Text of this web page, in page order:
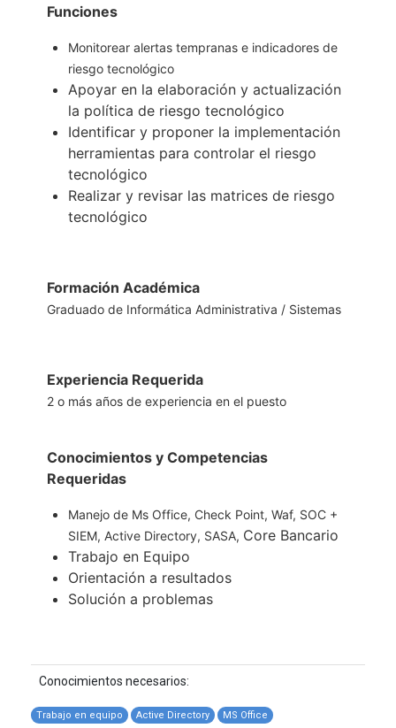
Funciones
Monitorear alertas tempranas e indicadores de
riesgo tecnológico
Apoyar en la elaboración y actualización
la política de riesgo tecnológico
Identificar y proponer la implementación
herramientas para controlar el riesgo
tecnológico
Realizar y revisar las matrices de riesgo
tecnológico
Formación Académica
Graduado de Informática Administrativa / Sistemas
Experiencia Requerida
2 o más años de experiencia en el puesto
Conocimientos y Competencias
Requeridas
Manejo de Ms Office, Check Point, Waf, SOC +
SIEM, Active Directory, SASA, Core Bancario
Trabajo en Equipo
Orientación a resultados
Solución a problemas
Conocimientos necesarios:
Trabajo en equipo Active Directory MS Office